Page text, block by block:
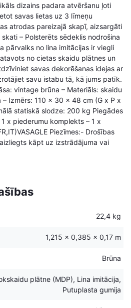
dizains padara atvēršanu ļoti
savas lietas uz 3 līmeņu
atrodas pareizajā skapī, aizsargāti
– Polsterēts sēdeklis nodrošina
pārvalks no lina imitācijas ir viegli
no cietas skaidu plātnes un
savas dekorēšanas idejas ar
savu istabu tā, kā jums patīk.
vintage brūna – Materiāls: skaidu
– Izmērs: 110 x 30 x 48 cm (G x P x
statiskā slodze: 200 kg Piegādes
x piederumu komplekts – 1 x
Piezīmes:- Drošības
kāpt uz izstrādājuma vai
22,4 kg
1,215 × 0,385 × 0,17 m
Brūna
plātne (MDP), Lina imitācija,
Putuplasta gumija